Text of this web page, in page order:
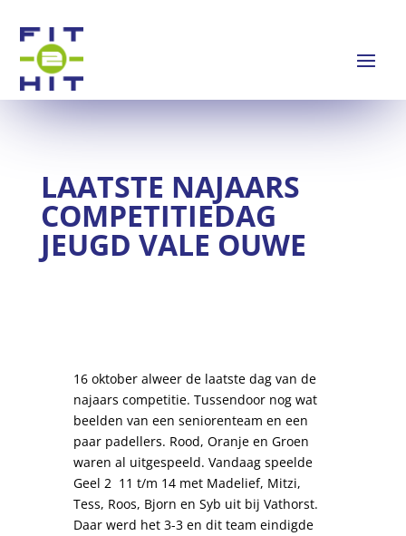
LAATSTE NAJAARS
COMPETITIEDAG
JEUGD VALE OUWE
16 oktober alweer de laatste dag van de
najaars competitie. Tussendoor nog wat
beelden van een seniorenteam en een
paar padellers. Rood, Oranje en Groen
waren al uitgespeeld. Vandaag speelde
Geel 2 11 t/m 14 met Madelief, Mitzi,
Tess, Roos, Bjorn en Syb uit bij Vathorst.
Daar werd het 3-3 en dit team eindigde